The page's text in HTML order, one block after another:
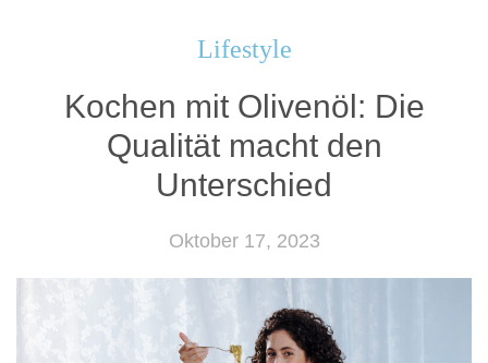
Lifestyle
Kochen mit Olivenöl: Die
Qualität macht den
Unterschied
Oktober 17, 2023